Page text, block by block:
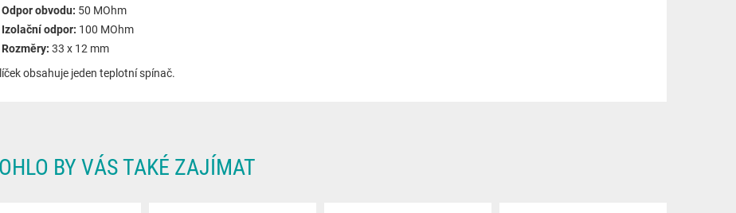
Odpor obvodu: 50 MOhm
Izolační odpor: 100 MOhm
Rozměry: 33 x 12 mm
obsahuje jeden teplotní spínač.
BY VÁS TAKÉ ZAJÍMAT